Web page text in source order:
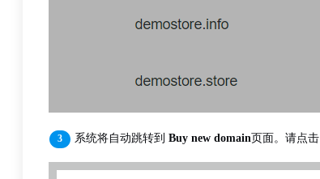
系统将自动跳转到 Buy new domain页面。请点击